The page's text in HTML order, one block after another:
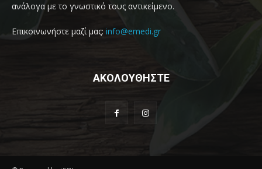
ανάλογα με το γνωστικό τους αντικείμενο.
Επικοινωνήστε μαζί μας: info@emedi.gr
ΑΚΟΛΟΥΘΗΣΤΕ